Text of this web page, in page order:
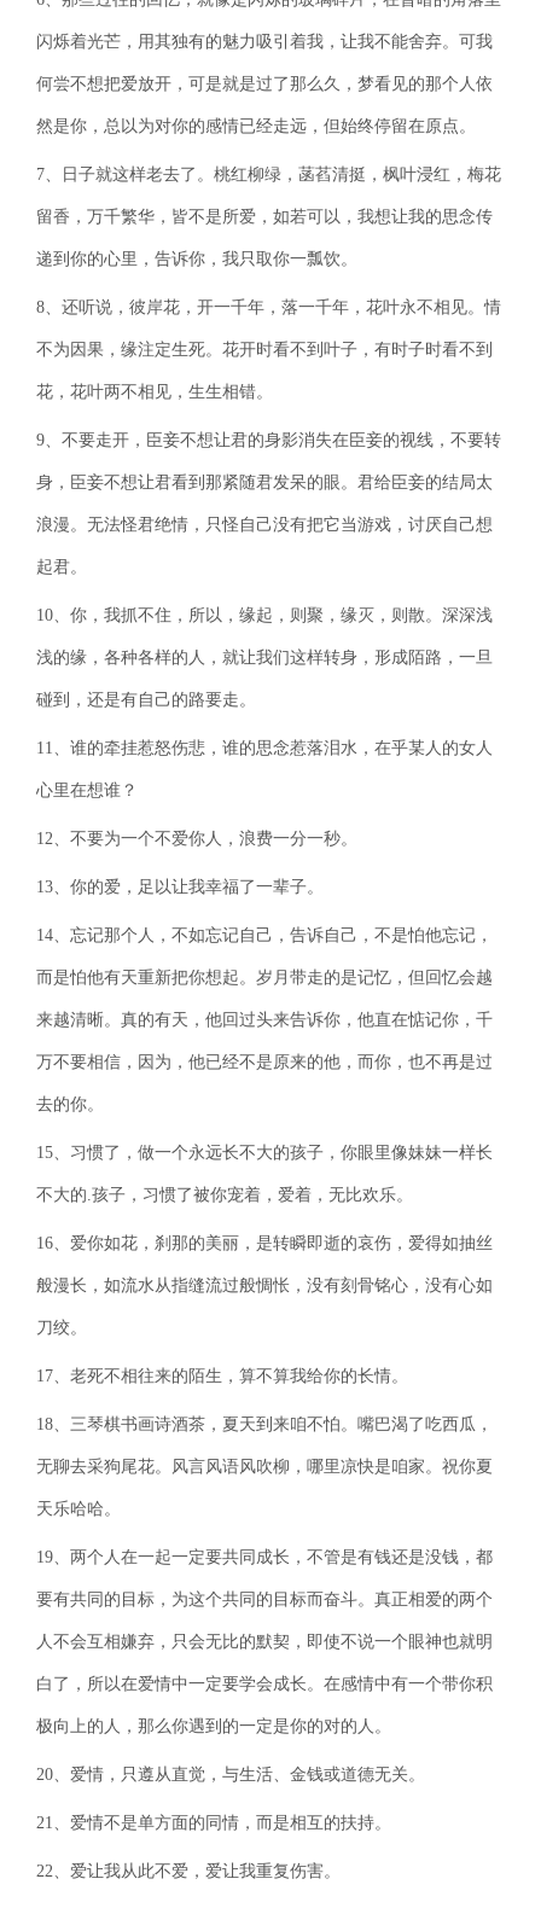
闪烁着光芒，用其独有的魅力吸引着我，让我不能舍弃。可我
何尝不想把爱放开，可是就是过了那么久，梦看见的那个人依
然是你，总以为对你的感情已经走远，但始终停留在原点。
7、日子就这样老去了。桃红柳绿，菡萏清挺，枫叶浸红，梅花
留香，万千繁华，皆不是所爱，如若可以，我想让我的思念传
递到你的心里，告诉你，我只取你一瓢饮。
8、还听说，彼岸花，开一千年，落一千年，花叶永不相见。情
不为因果，缘注定生死。花开时看不到叶子，有时子时看不到
花，花叶两不相见，生生相错。
9、不要走开，臣妾不想让君的身影消失在臣妾的视线，不要转
身，臣妾不想让君看到那紧随君发呆的眼。君给臣妾的结局太
浪漫。无法怪君绝情，只怪自己没有把它当游戏，讨厌自己想
起君。
10、你，我抓不住，所以，缘起，则聚，缘灭，则散。深深浅
浅的缘，各种各样的人，就让我们这样转身，形成陌路，一旦
碰到，还是有自己的路要走。
11、谁的牵挂惹怒伤悲，谁的思念惹落泪水，在乎某人的女人
心里在想谁？
12、不要为一个不爱你人，浪费一分一秒。
13、你的爱，足以让我幸福了一辈子。
14、忘记那个人，不如忘记自己，告诉自己，不是怕他忘记，
而是怕他有天重新把你想起。岁月带走的是记忆，但回忆会越
来越清晰。真的有天，他回过头来告诉你，他直在惦记你，千
万不要相信，因为，他已经不是原来的他，而你，也不再是过
去的你。
15、习惯了，做一个永远长不大的孩子，你眼里像妹妹一样长
不大的.孩子，习惯了被你宠着，爱着，无比欢乐。
16、爱你如花，刹那的美丽，是转瞬即逝的哀伤，爱得如抽丝
般漫长，如流水从指缝流过般惆怅，没有刻骨铭心，没有心如
刀绞。
17、老死不相往来的陌生，算不算我给你的长情。
18、三琴棋书画诗酒茶，夏天到来咱不怕。嘴巴渴了吃西瓜，
无聊去采狗尾花。风言风语风吹柳，哪里凉快是咱家。祝你夏
天乐哈哈。
19、两个人在一起一定要共同成长，不管是有钱还是没钱，都
要有共同的目标，为这个共同的目标而奋斗。真正相爱的两个
人不会互相嫌弃，只会无比的默契，即使不说一个眼神也就明
白了，所以在爱情中一定要学会成长。在感情中有一个带你积
极向上的人，那么你遇到的一定是你的对的人。
20、爱情，只遵从直觉，与生活、金钱或道德无关。
21、爱情不是单方面的同情，而是相互的扶持。
22、爱让我从此不爱，爱让我重复伤害。